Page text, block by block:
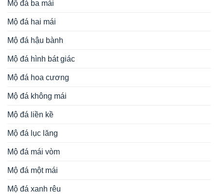
Mộ đá ba mái
Mộ đá hai mái
Mộ đá hậu bành
Mộ đá hình bát giác
Mộ đá hoa cương
Mộ đá không mái
Mộ đá liền kề
Mộ đá lục lăng
Mộ đá mái vòm
Mộ đá một mái
Mộ đá xanh rêu